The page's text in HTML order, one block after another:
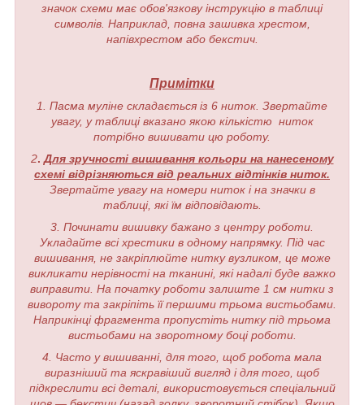
значок схеми має обов'язкову інструкцію в таблиці
символів. Наприклад, повна зашивка хрестом,
напівхрестом або бекстич.
Примітки
1. Пасма муліне складається із 6 ниток. Звертайте
увагу, у таблиці вказано якою кількістю ниток
потрібно вишивати цю роботу.
2. Для зручності вишивання кольори на нанесеному
схемі відрізняються від реальних відтінків ниток.
Звертайте увагу на номери ниток і на значки в
таблиці, які їм відповідають.
3. Починати вишивку бажано з центру роботи.
Укладайте всі хрестики в одному напрямку. Під час
вишивання, не закріплюйте нитку вузликом, це може
викликати нерівності на тканині, які надалі буде важко
виправити. На початку роботи залиште 1 см нитки з
вивороту та закріпіть її першими трьома вистьобами.
Наприкінці фрагмента пропустіть нитку під трьома
вистьобами на зворотному боці роботи.
4. Часто у вишиванні, для того, щоб робота мала
виразніший та яскравіший вигляд і для того, щоб
підкреслити всі деталі, використовується спеціальний